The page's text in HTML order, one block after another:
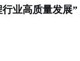
业高质量发展”